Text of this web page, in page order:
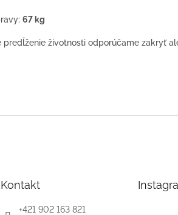
67 kg
predĺženie životnosti odporúčame zakryť
Kontakt
+421 902 163 821